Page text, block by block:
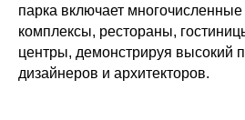
парка включает многочисленные
комплексы, рестораны,
центры, демонстрируя высокий
дизайнеров и архитекторов.